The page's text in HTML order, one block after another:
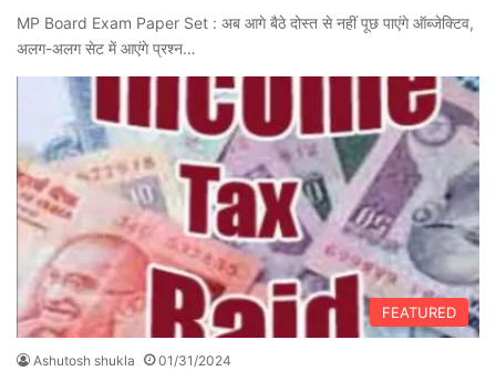
MP Board Exam Paper Set : अब आगे बैठे दोस्‍त से नहीं पूछ पाएंगे ऑब्जेक्टिव,
अलग-अलग सेट में आएंगे प्रश्न…
FEATURED
Ashutosh shukla 01/31/2024